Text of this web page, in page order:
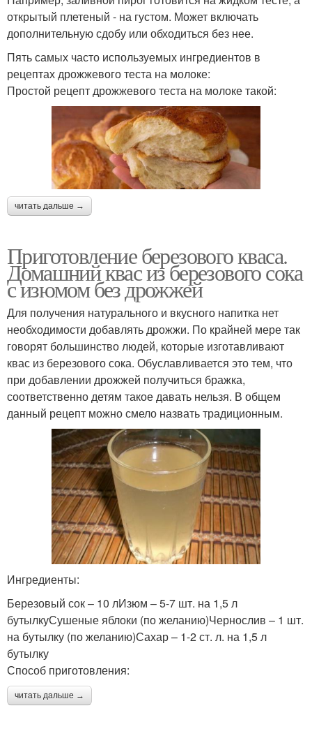
открытый плетеный - на густом. Может включать
дополнительную сдобу или обходиться без нее.
Пять самых часто используемых ингредиентов в
рецептах дрожжевого теста на молоке:
Простой рецепт дрожжевого теста на молоке такой:
читать дальше →
Приготовление березового кваса.
Домашний квас из березового сока
с изюмом без дрожжей
Для получения натурального и вкусного напитка нет
необходимости добавлять дрожжи. По крайней мере так
говорят большинство людей, которые изготавливают
квас из березового сока. Обуславливается это тем, что
при добавлении дрожжей получиться бражка,
соответственно детям такое давать нельзя. В общем
данный рецепт можно смело назвать традиционным.
Ингредиенты:
Березовый сок – 10 лИзюм – 5-7 шт. на 1,5 л
бутылкуСушеные яблоки (по желанию)Чернослив – 1 шт.
на бутылку (по желанию)Сахар – 1-2 ст. л. на 1,5 л
бутылку
Способ приготовления:
читать дальше →